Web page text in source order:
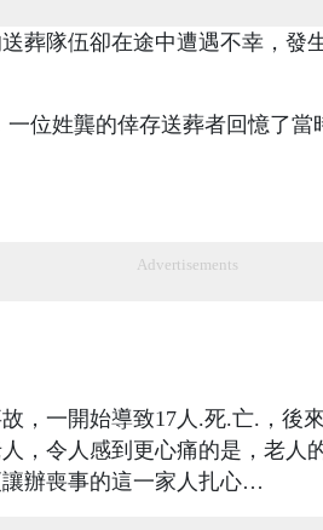
葬隊伍卻在途中遭遇不幸，發
位姓龔的倖存送葬者回憶了
Advertisements
，一開始導致17人.死.亡.，後
，令人感到更心痛的是，老人
辦喪事的這一家人扎心…